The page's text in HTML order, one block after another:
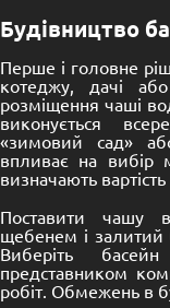
Будівництво
Перше і головне
котеджу, дачі
розміщення чаші
виконується
«зимовий сад»
впливає на вибір
визначають вартість
Поставити чашу
щебенем і залитий
Виберіть
представником
робіт. Обмежень в